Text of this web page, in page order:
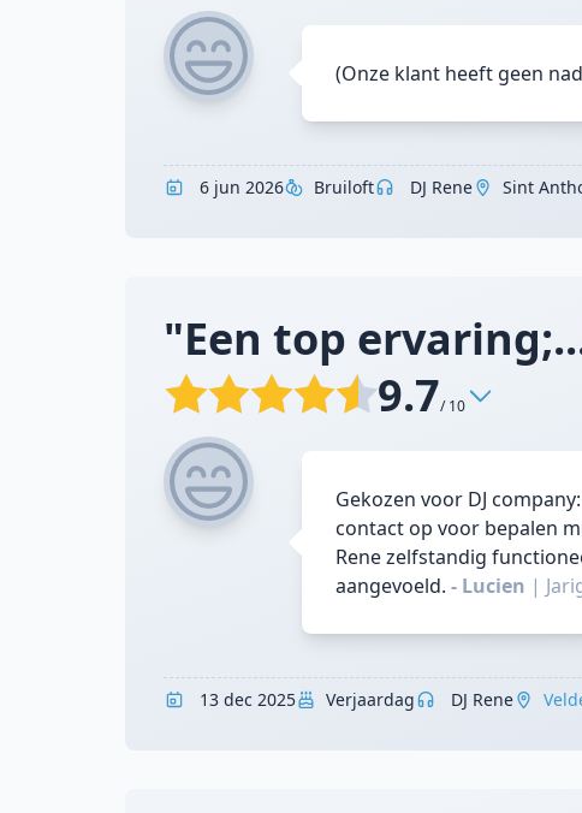
(Onze klant heeft geen
6 jun 2026 Bruiloft DJ Rene Sint
"Een top
9.7/ 10
Gekozen voor DJ
contact op voor bepalen
Rene zelfstandig
aangevoeld. - Lucien |
13 dec 2025 Verjaardag DJ Rene